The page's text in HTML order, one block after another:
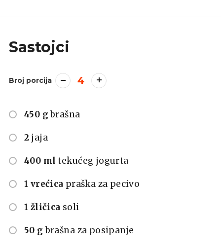
Sastojci
Broj porcija 4
450 g brašna
2 jaja
400 ml tekućeg jogurta
1 vrećica praška za pecivo
1 žličica soli
50 g brašna za posipanje